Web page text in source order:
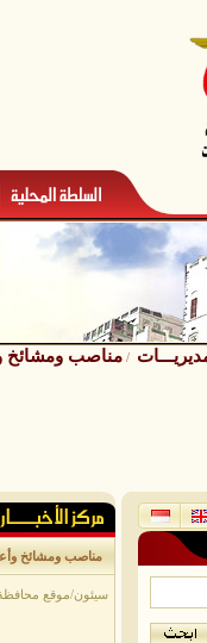
/مناصب ومشائخ
مناصب ومشائخ
سيئون/موقع محافظة